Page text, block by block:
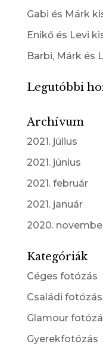
Gabi és Márk
Enikő és Levi
Barbi, Márk és
Legutóbbi
Archívum
2021. július
2021. június
2021. február
2021. január
2020.
Kategóriák
Céges fotózás
Családi fotózás
Glamour
Gyerekfotózás